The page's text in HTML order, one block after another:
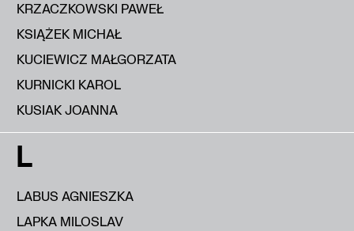
KRZACZKOWSKI PAWEŁ
KSIĄŻEK MICHAŁ
KUCIEWICZ MAŁGORZATA
KURNICKI KAROL
KUSIAK JOANNA
L
LABUS AGNIESZKA
LAPKA MILOSLAV